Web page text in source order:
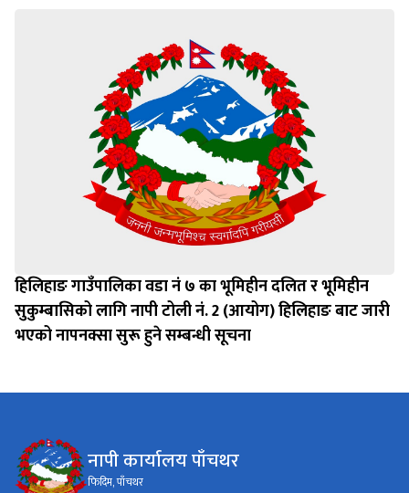
हिलिहाङ गाउँपालिका वडा नं ७ का भूमिहीन दलित र भूमिहीन
सुकुम्बासिको लागि नापी टोली नं. 2 (आयोग) हिलिहाङ बाट जारी
भएको नापनक्सा सुरू हुने सम्बन्धी सूचना
नापी कार्यालय पाँचथर
फिदिम, पाँचथर